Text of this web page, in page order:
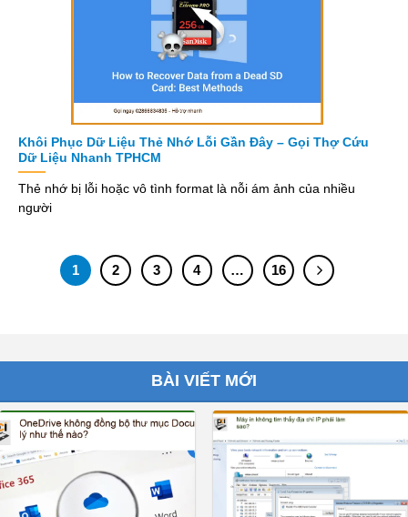
Khôi Phục Dữ Liệu Thẻ Nhớ Lỗi Gần Đây – Gọi Thợ Cứu
Dữ Liệu Nhanh TPHCM
Thẻ nhớ bị lỗi hoặc vô tình format là nỗi ám ảnh của nhiều
người
1 2 3 4 … 16
BÀI VIẾT MỚI